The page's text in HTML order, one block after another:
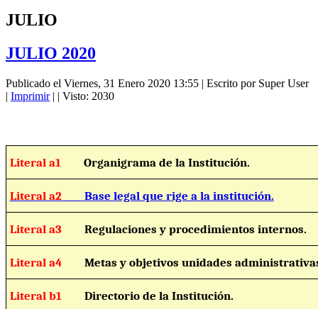
JULIO
JULIO 2020
Publicado el Viernes, 31 Enero 2020 13:55 | Escrito por Super User
| Imprimir| | Visto: 2030
Literal a1 Organigrama de la Institución.
Literal a2 Base legal que rige a la institución.
Literal a3 Regulaciones y procedimientos internos.
Literal a4 Metas y objetivos unidades
Literal b1 Directorio de la Institución.